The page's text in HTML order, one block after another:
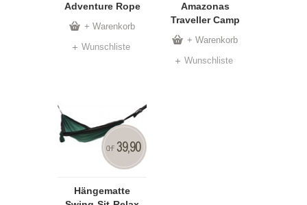
Adventure Rope
+ Warenkorb
Wunschliste
Amazonas
Traveller Camp
+ Warenkorb
Wunschliste
Hängematte
CHF 39,90